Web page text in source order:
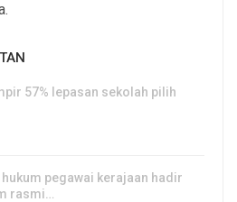
57% lepasan sekolah pilih
pegawai kerajaan hadir
rasmi…